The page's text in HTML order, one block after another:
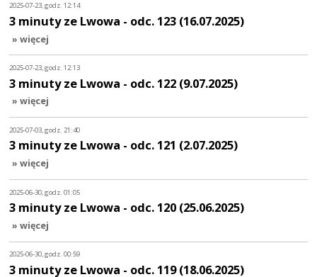
2025-07-23, godz. 12:14
3 minuty ze Lwowa - odc. 123 (16.07.2025)
» więcej
2025-07-23, godz. 12:13
3 minuty ze Lwowa - odc. 122 (9.07.2025)
» więcej
2025-07-03, godz. 21:40
3 minuty ze Lwowa - odc. 121 (2.07.2025)
» więcej
2025-06-30, godz. 01:05
3 minuty ze Lwowa - odc. 120 (25.06.2025)
» więcej
2025-06-30, godz. 00:59
3 minuty ze Lwowa - odc. 119 (18.06.2025)